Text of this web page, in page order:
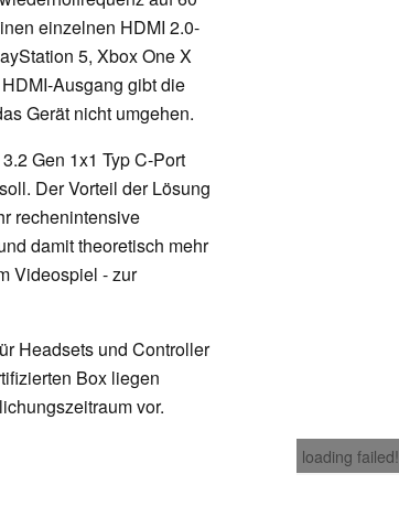
einzelnen HDMI 2.0-
5, Xbox One X
Ausgang gibt die
Gerät nicht umgehen.
Gen 1x1 Typ C-Port
Der Vorteil der Lösung
rechenintensive
damit theoretisch mehr
Videospiel - zur
Headsets und Controller
Box liegen
vor.
loading failed!